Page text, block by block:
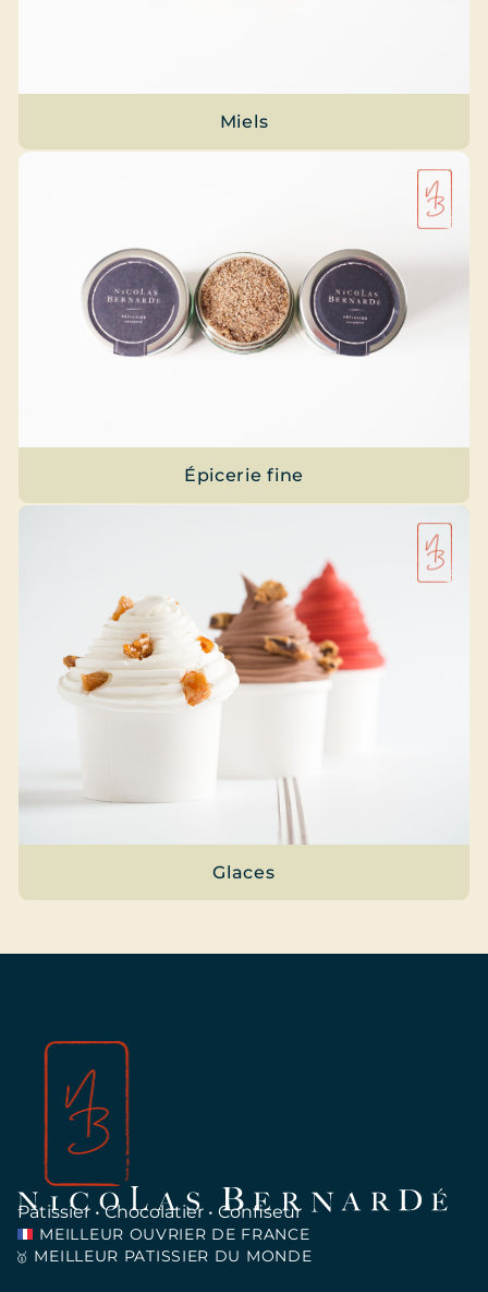
Miels
Épicerie fine
Glaces
Pâtissier • Chocolatier • Confiseur
MEILLEUR OUVRIER DE FRANCE
🥇 MEILLEUR PATISSIER DU MONDE